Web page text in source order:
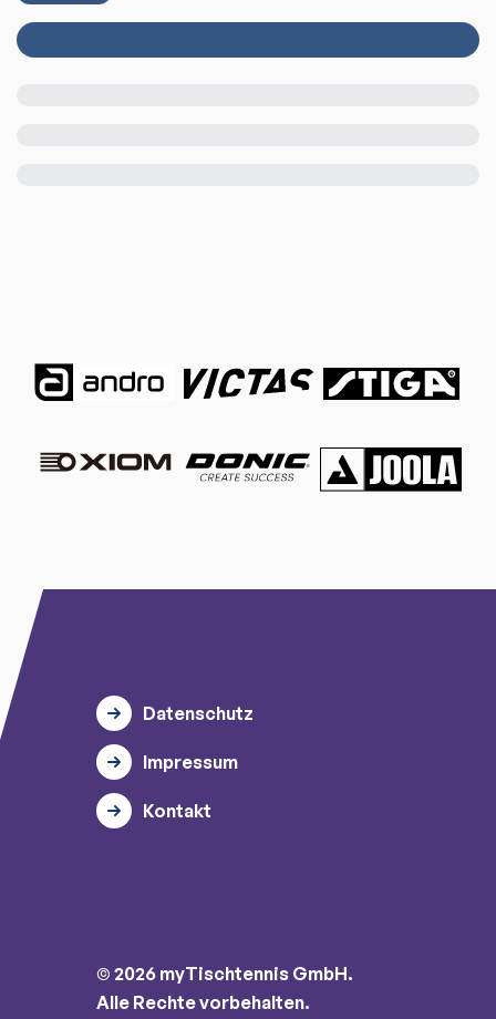
Datenschutz
Impressum
Kontakt
© 2026 myTischtennis GmbH.
Alle Rechte vorbehalten.